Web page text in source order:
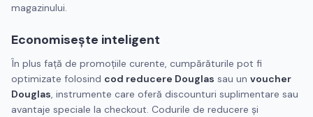
magazinului.
Economisește inteligent
În plus față de promoțiile curente, cumpărăturile pot fi
optimizate folosind cod reducere Douglas sau un voucher
Douglas, instrumente care oferă discounturi suplimentare sau
avantaje speciale la checkout. Codurile de reducere și